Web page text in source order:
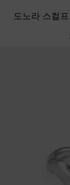
도노라 스컬